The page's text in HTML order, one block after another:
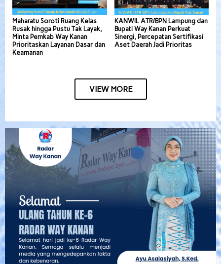
Maharatu Soroti Ruang Kelas
Rusak hingga Pustu Tak Layak,
Minta Pemkab Way Kanan
Prioritaskan Layanan Dasar dan
Keamanan
KANWIL ATR/BPN Lampung dan
Bupati Way Kanan Perkuat
Sinergi, Percepatan Sertifikasi
Aset Daerah Jadi Prioritas
VIEW MORE